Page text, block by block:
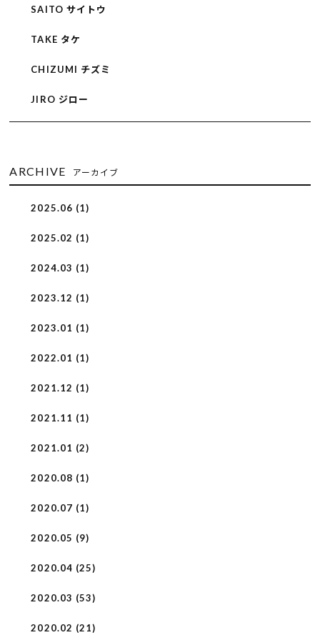
SAITO サイトウ
TAKE タケ
CHIZUMI チズミ
JIRO ジロー
ARCHIVE アーカイブ
2025.06 (1)
2025.02 (1)
2024.03 (1)
2023.12 (1)
2023.01 (1)
2022.01 (1)
2021.12 (1)
2021.11 (1)
2021.01 (2)
2020.08 (1)
2020.07 (1)
2020.05 (9)
2020.04 (25)
2020.03 (53)
2020.02 (21)